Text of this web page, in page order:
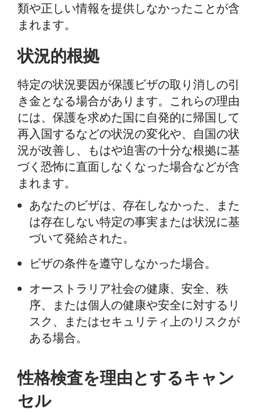
類や正しい情報を提供しなかったことが含
まれます。
状況的根拠
特定の状況要因が保護ビザの取り消しの引
き金となる場合があります。これらの理由
には、保護を求めた国に自発的に帰国して
再入国するなどの状況の変化や、自国の状
況が改善し、もはや迫害の十分な根拠に基
づく恐怖に直面しなくなった場合などが含
まれます。
あなたのビザは、存在しなかった、また
は存在しない特定の事実または状況に基
づいて発給された。
ビザの条件を遵守しなかった場合。
オーストラリア社会の健康、安全、秩
序、または個人の健康や安全に対するリ
スク、またはセキュリティ上のリスクが
ある場合。
性格検査を理由とするキャン
セル